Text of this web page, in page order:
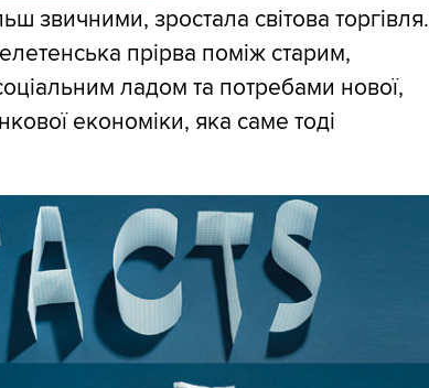
звичними, зростала світова торгівля.
прірва поміж старим,
ладом та потребами нової,
економіки, яка саме тоді